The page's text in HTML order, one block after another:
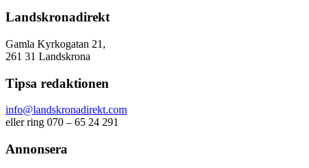
Landskronadirekt
Gamla Kyrkogatan 21,
261 31 Landskrona
Tipsa redaktionen
info@landskronadirekt.com
eller ring 070 – 65 24 291
Annonsera